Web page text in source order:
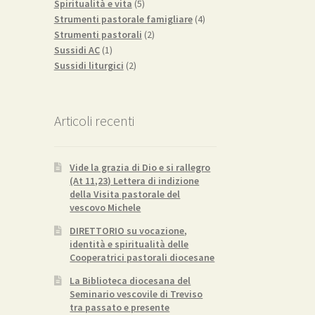
Spiritualità e vita 55
prodotti
Strumenti pastorale famigliare 44
Strumenti pastorali 22
Sussidi AC 11
prodotto
Sussidi liturgici 22
Articoli recenti
Vide la grazia di Dio e si rallegro
(At 11,23) Lettera di indizione
della Visita pastorale del
vescovo Michele
DIRETTORIO su vocazione,
identità e spiritualità delle
Cooperatrici pastorali diocesane
La Biblioteca diocesana del
Seminario vescovile di Treviso
tra passato e presente